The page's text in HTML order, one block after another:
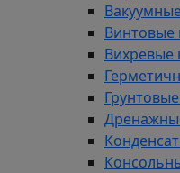
Винтовые
Вихревые